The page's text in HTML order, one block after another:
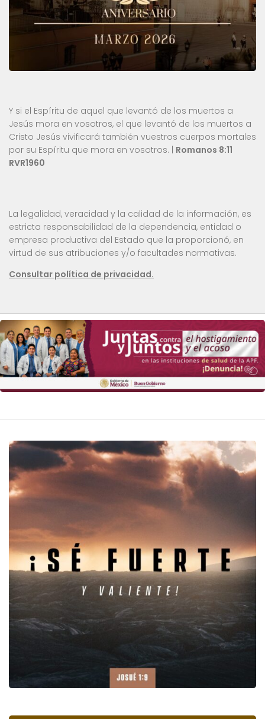
Y si el Espíritu de aquel que levantó de los muertos a
Jesús mora en vosotros, el que levantó de los muertos a
Cristo Jesús vivificará también vuestros cuerpos mortales
por su Espíritu que mora en vosotros. | Romanos 8:11
RVR1960
La legalidad, veracidad y la calidad de la información, es
estricta responsabilidad de la dependencia, entidad o
empresa productiva del Estado que la proporcionó, en
virtud de sus atribuciones y/o facultades normativas.
Consultar política de privacidad.